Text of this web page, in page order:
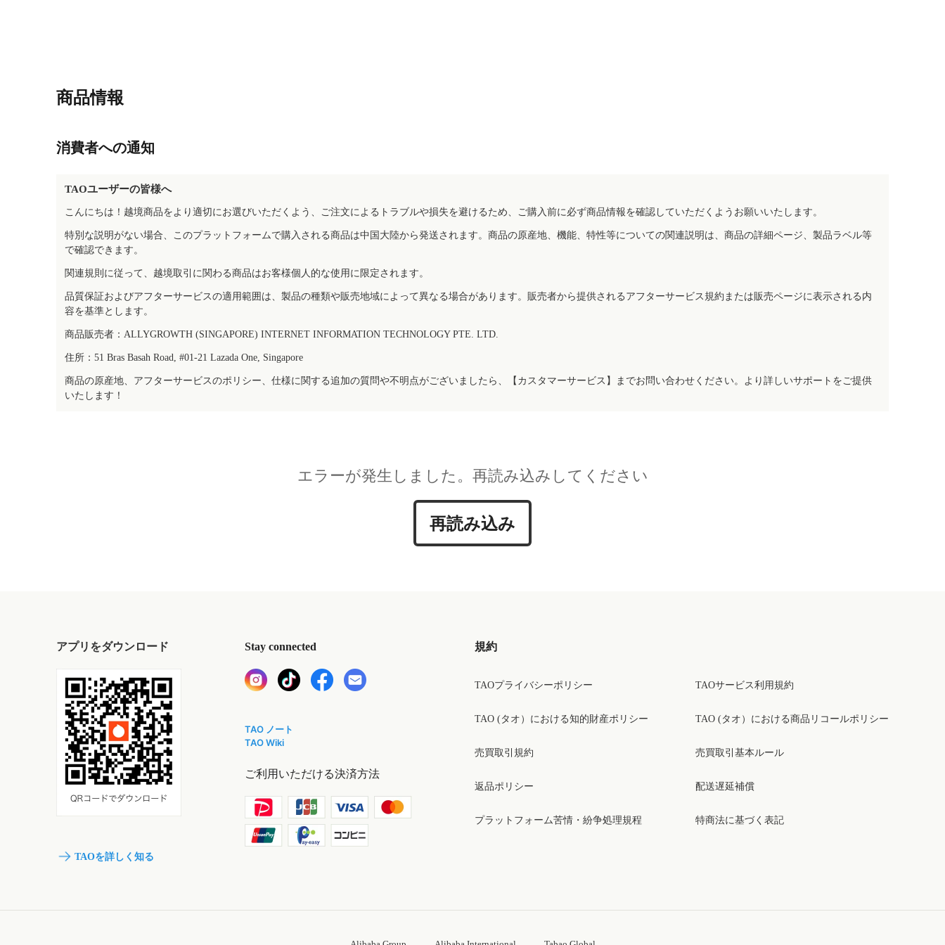
商品情報
消費者への通知
TAOユーザーの皆様へ
こんにちは！越境商品をより適切にお選びいただくよう、ご注文によるトラブルや損失を避けるため、ご購入前に必ず商品情報を確認していただくようお願いいたします。
特別な説明がない場合、このプラットフォームで購入される商品は中国大陸から発送されます。商品の原産地、機能、特性等についての関連説明は、商品の詳細ページ、製品ラベル等
で確認できます。
関連規則に従って、越境取引に関わる商品はお客様個人的な使用に限定されます。
品質保証およびアフターサービスの適用範囲は、製品の種類や販売地域によって異なる場合があります。販売者から提供されるアフターサービス規約または販売ページに表示される内
容を基準とします。
商品販売者：ALLYGROWTH (SINGAPORE) INTERNET INFORMATION TECHNOLOGY PTE. LTD.
住所：51 Bras Basah Road, #01-21 Lazada One, Singapore
商品の原産地、アフターサービスのポリシー、仕様に関する追加の質問や不明点がございましたら、【カスタマーサービス】までお問い合わせください。より詳しいサポートをご提供
いたします！
エラーが発生しました。再読み込みしてください
再読み込み
アプリをダウンロード
TAOを詳しく知る
Stay connected
TAO ノート
TAO Wiki
ご利用いただける決済方法
規約
TAOプライバシーポリシー
TAO (タオ）における知的財産ポリシー
売買取引規約
返品ポリシー
プラットフォーム苦情・紛争処理規程
TAOサービス利用規約
TAO (タオ）における商品リコールポリシー
売買取引基本ルール
配送遅延補償
特商法に基づく表記